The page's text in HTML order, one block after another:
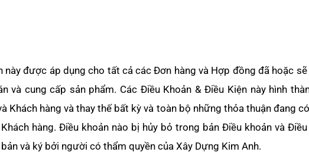
này được áp dụng cho tất cả các Đơn hàng và Hợp đồng đã hoặc
và cung cấp sản phẩm. Các Điều Khoản & Điều Kiện này hình
Khách hàng và thay thế bất kỳ và toàn bộ những thỏa thuận đang
hàng. Điều khoản nào bị hủy bỏ trong bản Điều khoản và
và ký bởi người có thẩm quyền của Xây Dựng Kim Anh.